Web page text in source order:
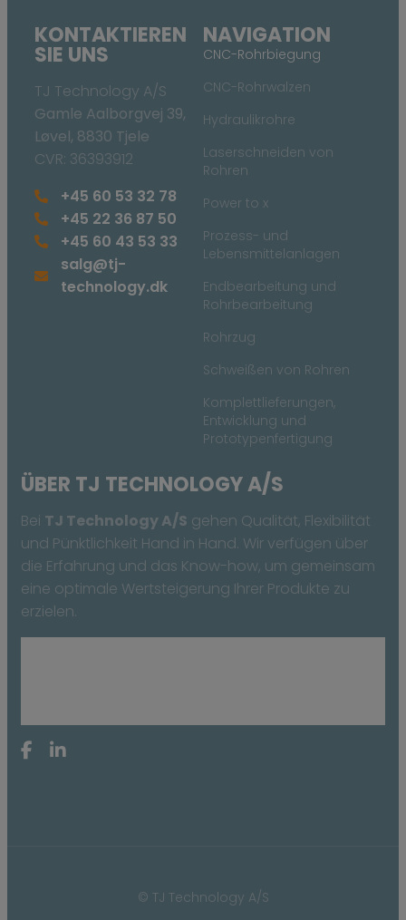
ÜBER TJ TECHNOLOGY A/S
Bei TJ Technology A/S gehen Qualität, Flexibilität
und Pünktlichkeit Hand in Hand. Wir verfügen über
die Erfahrung und das Know-how, um gemeinsam
eine optimale Wertsteigerung Ihrer Produkte zu
erzielen.
NAVIGATION
CNC-Rohrbiegung
CNC-Rohrwalzen
Hydraulikrohre
Laserschneiden von
Rohren
Power to x
Prozess- und
Lebensmittelanlagen
Endbearbeitung und
Rohrbearbeitung
Rohrzug
Schweißen von Rohren
Komplettlieferungen,
Entwicklung und
Prototypenfertigung
KONTAKTIEREN
SIE UNS
TJ Technology A/S
Gamle Aalborgvej 39,
Løvel, 8830 Tjele
CVR: 36393912
+45 60 53 32 78
+45 22 36 87 50
+45 60 43 53 33
salg@tj-
technology.dk
© TJ Technology A/S